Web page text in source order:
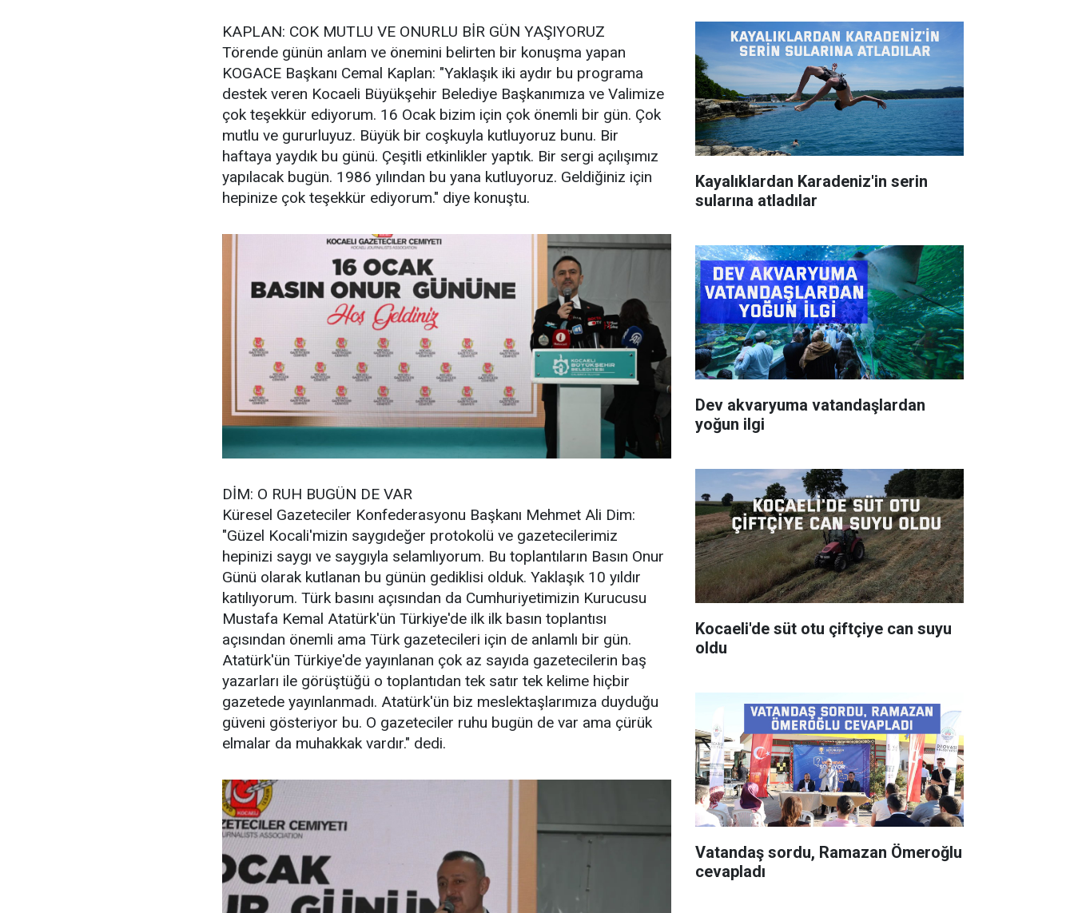
KAPLAN: COK MUTLU VE ONURLU BİR GÜN YAŞIYORUZ
Törende günün anlam ve önemini belirten bir konuşma yapan
KOGACE Başkanı Cemal Kaplan: "Yaklaşık iki aydır bu programa
destek veren Kocaeli Büyükşehir Belediye Başkanımıza ve Valimize
çok teşekkür ediyorum. 16 Ocak bizim için çok önemli bir gün. Çok
mutlu ve gururluyuz. Büyük bir coşkuyla kutluyoruz bunu. Bir
haftaya yaydık bu günü. Çeşitli etkinlikler yaptık. Bir sergi açılışımız
yapılacak bugün. 1986 yılından bu yana kutluyoruz. Geldiğiniz için
hepinize çok teşekkür ediyorum." diye konuştu.
DİM: O RUH BUGÜN DE VAR
Küresel Gazeteciler Konfederasyonu Başkanı Mehmet Ali Dim:
"Güzel Kocali'mizin saygıdeğer protokolü ve gazetecilerimiz
hepinizi saygı ve saygıyla selamlıyorum. Bu toplantıların Basın Onur
Günü olarak kutlanan bu günün gediklisi olduk. Yaklaşık 10 yıldır
katılıyorum. Türk basını açısından da Cumhuriyetimizin Kurucusu
Mustafa Kemal Atatürk'ün Türkiye'de ilk ilk basın toplantısı
açısından önemli ama Türk gazetecileri için de anlamlı bir gün.
Atatürk'ün Türkiye'de yayınlanan çok az sayıda gazetecilerin baş
yazarları ile görüştüğü o toplantıdan tek satır tek kelime hiçbir
gazetede yayınlanmadı. Atatürk'ün biz meslektaşlarımıza duyduğu
güveni gösteriyor bu. O gazeteciler ruhu bugün de var ama çürük
elmalar da muhakkak vardır." dedi.
Kayalıklardan Karadeniz'in serin
sularına atladılar
Dev akvaryuma vatandaşlardan
yoğun ilgi
Kocaeli'de süt otu çiftçiye can suyu
oldu
Vatandaş sordu, Ramazan Ömeroğlu
cevapladı